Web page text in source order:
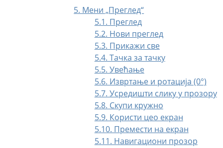
5. Мени „Преглед“
5.1. Преглед
5.2. Нови преглед
5.3. Прикажи све
5.4. Тачка за тачку
5.5. Увећање
5.6. Извртање и ротација (0°)
5.7. Усредишти слику у прозору
5.8. Скупи кружно
5.9. Користи цео екран
5.10. Премести на екран
5.11. Навигациони прозор